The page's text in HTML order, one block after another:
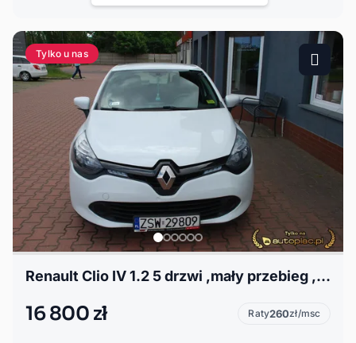
Tylko u nas
Renault Clio IV 1.2 5 drzwi ,mały przebieg ,zarejestrowany.
16 800 zł Raty260zł/msc